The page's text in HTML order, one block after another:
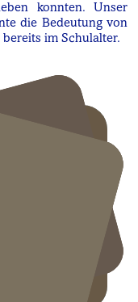
konnten. Unser
die Bedeutung von
im Schulalter.